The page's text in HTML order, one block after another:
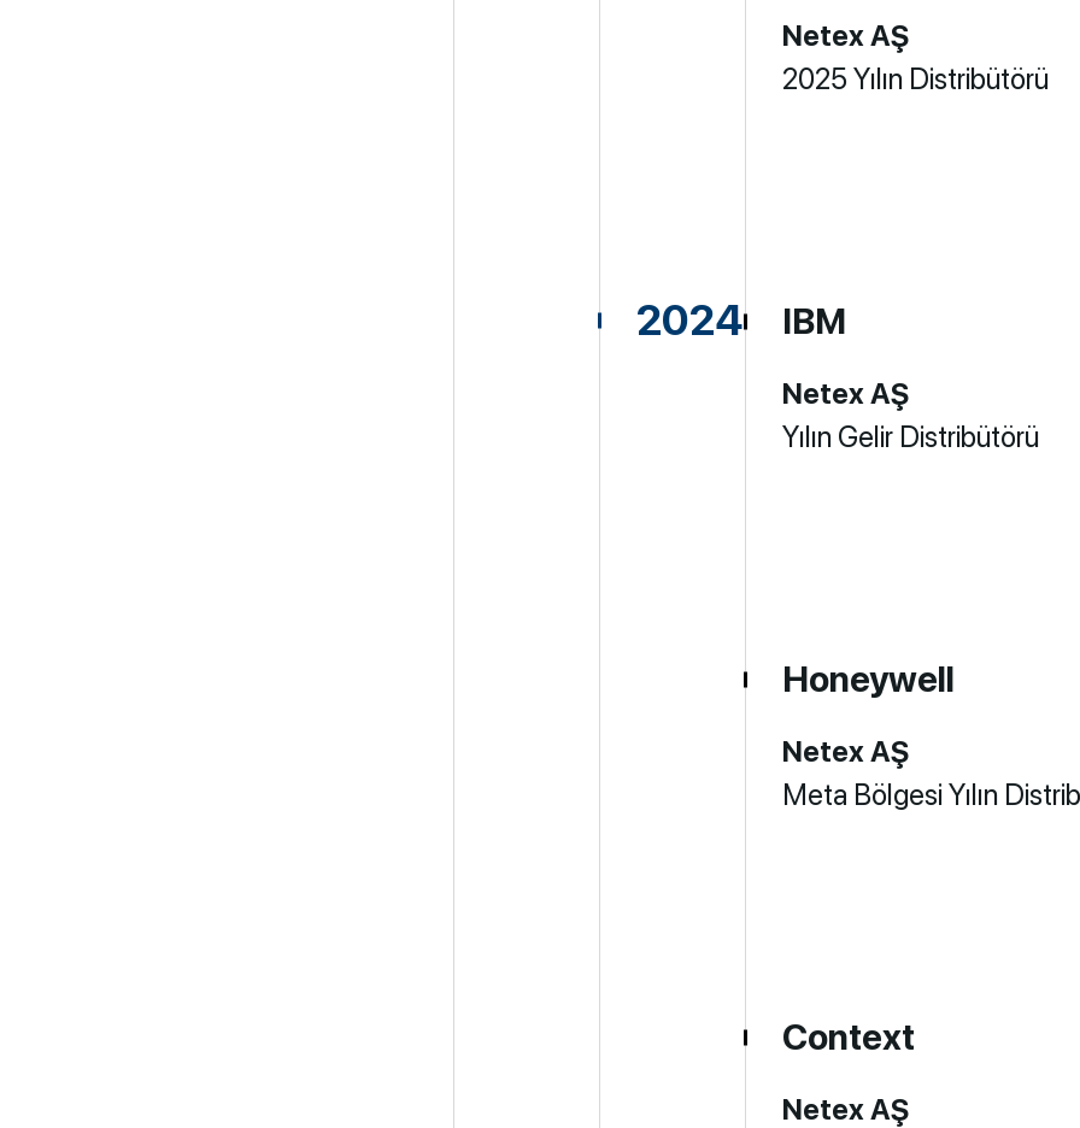
Netex AŞ
2025 Yılın Distribütörü
2024 IBM
Netex AŞ
Yılın Gelir Distribütörü
Honeywell
Netex AŞ
Meta Bölgesi Yılın
Context
Netex AŞ